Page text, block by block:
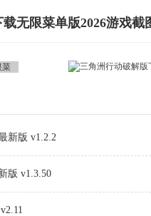
无限菜单版2026游戏截
新版 v1.2.2
版 v1.3.50